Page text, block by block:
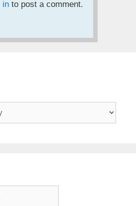
in to post a comment.